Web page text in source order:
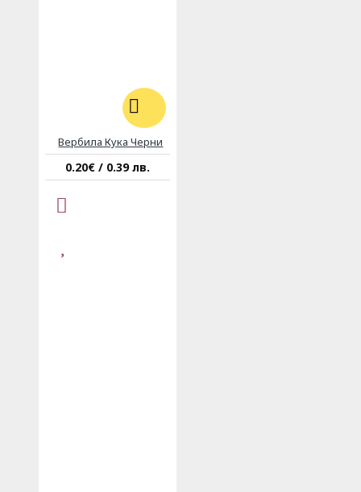
Вербила Кука Черни
0.20€ / 0.39 лв.